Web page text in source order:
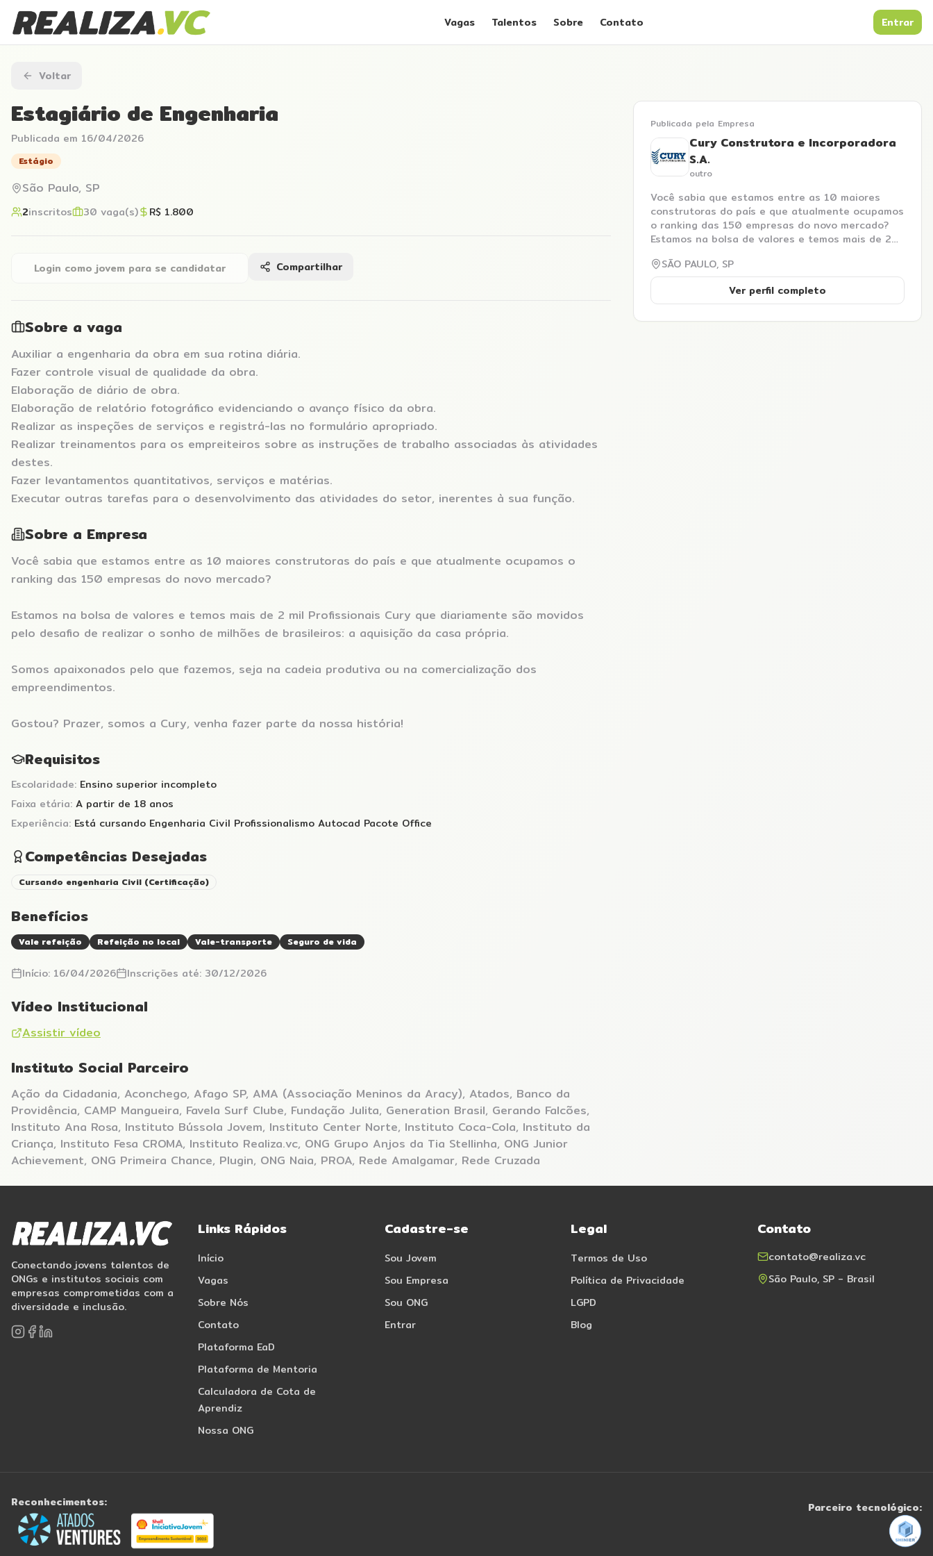
Vagas Talentos Sobre Contato Entrar
Voltar
Estagiário de Engenharia
Publicada em 16/04/2026
Estágio
São Paulo, SP
2inscritos 30 vaga(s) R$ 1.800
Login como jovem para se candidatar Compartilhar
Sobre a vaga
Auxiliar a engenharia da obra em sua rotina diária.
Fazer controle visual de qualidade da obra.
Elaboração de diário de obra.
Elaboração de relatório fotográfico evidenciando o avanço físico da obra.
Realizar as inspeções de serviços e registrá-las no formulário apropriado.
Realizar treinamentos para os empreiteiros sobre as instruções de trabalho associadas às atividades
destes.
Fazer levantamentos quantitativos, serviços e matérias.
Executar outras tarefas para o desenvolvimento das atividades do setor, inerentes à sua função.
Sobre a Empresa
Você sabia que estamos entre as 10 maiores construtoras do país e que atualmente ocupamos o
ranking das 150 empresas do novo mercado?
Estamos na bolsa de valores e temos mais de 2 mil Profissionais Cury que diariamente são movidos
pelo desafio de realizar o sonho de milhões de brasileiros: a aquisição da casa própria.
Somos apaixonados pelo que fazemos, seja na cadeia produtiva ou na comercialização dos
empreendimentos.
Gostou? Prazer, somos a Cury, venha fazer parte da nossa história!
Requisitos
Escolaridade: Ensino superior incompleto
Faixa etária: A partir de 18 anos
Experiência: Está cursando Engenharia Civil Profissionalismo Autocad Pacote Office
Competências Desejadas
Cursando engenharia Civil (Certificação)
Benefícios
Vale refeição Refeição no local Vale-transporte Seguro de vida
Início: 16/04/2026 Inscrições até: 30/12/2026
Vídeo Institucional
Assistir vídeo
Instituto Social Parceiro
Ação da Cidadania, Aconchego, Afago SP, AMA (Associação Meninos da Aracy), Atados, Banco da
Providência, CAMP Mangueira, Favela Surf Clube, Fundação Julita, Generation Brasil, Gerando Falcões,
Instituto Ana Rosa, Instituto Bússola Jovem, Instituto Center Norte, Instituto Coca-Cola, Instituto da
Criança, Instituto Fesa CROMA, Instituto Realiza.vc, ONG Grupo Anjos da Tia Stellinha, ONG Junior
Achievement, ONG Primeira Chance, Plugin, ONG Naia, PROA, Rede Amalgamar, Rede Cruzada
Publicada pela Empresa
Cury Construtora e Incorporadora
S.A.
outro
Você sabia que estamos entre as 10 maiores
construtoras do país e que atualmente ocupamos
o ranking das 150 empresas do novo mercado?
Estamos na bolsa de valores e temos mais de 2
movidos pelo desafio de realizar o sonho de
milhões de brasileiros: a aquisição da casa
seja na cadeia produtiva ou na comercialização
dos empreendimentos. Gostou? Prazer, somos a
SÃO PAULO, SP
Ver perfil completo
Conectando jovens talentos de
ONGs e institutos sociais com
empresas comprometidas com a
diversidade e inclusão.
Links Rápidos
Início
Vagas
Sobre Nós
Contato
Plataforma EaD
Plataforma de Mentoria
Calculadora de Cota de
Aprendiz
Nossa ONG
Cadastre-se
Sou Jovem
Sou Empresa
Sou ONG
Entrar
Legal
Termos de Uso
Política de Privacidade
LGPD
Blog
Contato
contato@realiza.vc
São Paulo, SP - Brasil
Reconhecimentos: Parceiro tecnológico: